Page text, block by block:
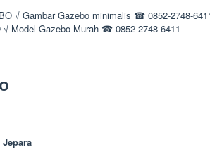
Model Gazebo Murah ☎ 0852-2748-6411